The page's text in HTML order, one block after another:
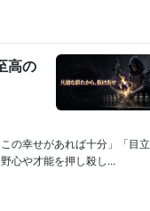
高の
の幸せがあれば十分」「目立
心や才能を押し殺し...